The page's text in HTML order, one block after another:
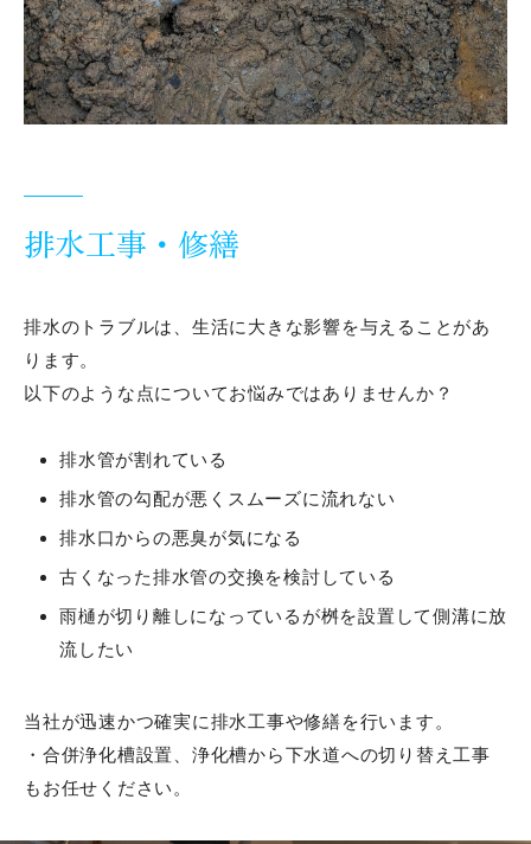
排水工事・修繕
排水のトラブルは、生活に大きな影響を与えることがあ
ります。
以下のような点についてお悩みではありませんか？
排水管が割れている
排水管の勾配が悪くスムーズに流れない
排水口からの悪臭が気になる
古くなった排水管の交換を検討している
雨樋が切り離しになっているが桝を設置して側溝に放
流したい
当社が迅速かつ確実に排水工事や修繕を行います。
・合併浄化槽設置、浄化槽から下水道への切り替え工事
もお任せください。